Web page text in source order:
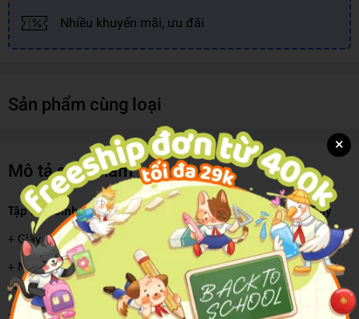
Nhiều khuyến mãi, ưu đãi
Sản phẩm cùng loại
Mô tả sản phẩm
Tập Học Sinh F03 200tr Futurebook - Pizza A5 ĐL80gsm 4oly
+ Giấy viết không lem, không thấm mực sang trang sau.
+ Màu giấy trắng tự nhiên, an toàn cho người sử dụng đặc biệt
phù hợp với trẻ em, học sinh.
+ Kích thước vở 4 ô ly nhỏ được sử dụng phổ biến cho các em
×